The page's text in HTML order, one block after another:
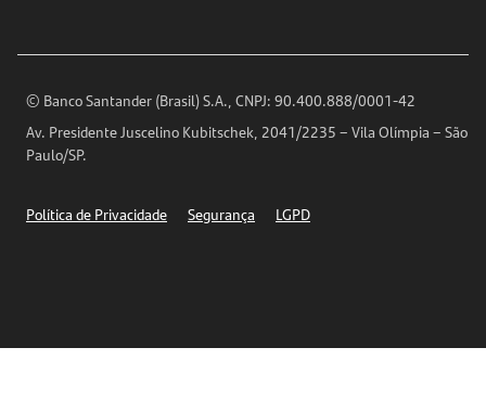
Encontre nossas agências
Horários de Atendimento
Telefones
© Banco Santander (Brasil) S.A., CNPJ: 90.400.888/0001-42
Av. Presidente Juscelino Kubitschek, 2041/2235 – Vila Olímpia – São
Paulo/SP.
Política de Privacidade Segurança LGPD